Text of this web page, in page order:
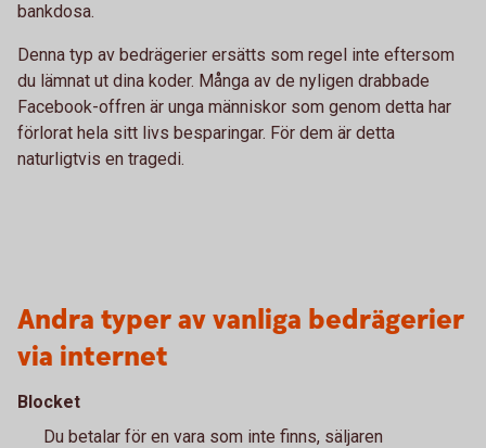
bankdosa.
Denna typ av bedrägerier ersätts som regel inte eftersom
du lämnat ut dina koder. Många av de nyligen drabbade
Facebook-offren är unga människor som genom detta har
förlorat hela sitt livs besparingar. För dem är detta
naturligtvis en tragedi.
Andra typer av vanliga bedrägerier
via internet
Blocket
Du betalar för en vara som inte finns, säljaren